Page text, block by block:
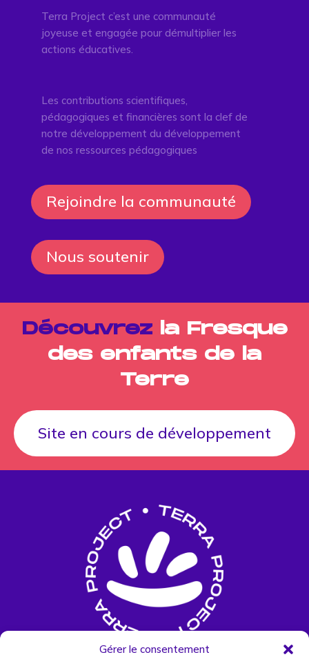
Gérer le consentement
Terra Project c’est une communauté
joyeuse et engagée pour démultiplier les
actions éducatives.
Les contributions scientifiques,
pédagogiques et financières sont la clef de
notre développement du développement
de nos ressources pédagogiques
Rejoindre la communauté
Nous soutenir
Découvrez la Fresque
des enfants de la
Terre
Site en cours de développement